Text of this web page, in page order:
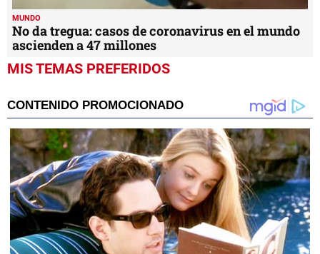
MUNDO
No da tregua: casos de coronavirus en el mundo
ascienden a 47 millones
MIS TEMAS PREFERIDOS